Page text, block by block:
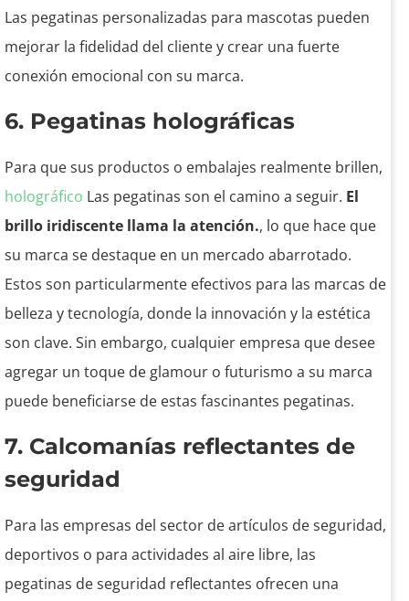
Las pegatinas personalizadas para mascotas pueden
mejorar la fidelidad del cliente y crear una fuerte
conexión emocional con su marca.
6. Pegatinas holográficas
Para que sus productos o embalajes realmente brillen,
holográfico Las pegatinas son el camino a seguir. El
brillo iridiscente llama la atención., lo que hace que
su marca se destaque en un mercado abarrotado.
Estos son particularmente efectivos para las marcas de
belleza y tecnología, donde la innovación y la estética
son clave. Sin embargo, cualquier empresa que desee
agregar un toque de glamour o futurismo a su marca
puede beneficiarse de estas fascinantes pegatinas.
7. Calcomanías reflectantes de
seguridad
Para las empresas del sector de artículos de seguridad,
deportivos o para actividades al aire libre, las
pegatinas de seguridad reflectantes ofrecen una